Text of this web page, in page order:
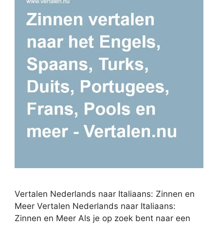
Vertalen Nederlands naar Italiaans: Zinnen en
Meer Vertalen Nederlands naar Italiaans:
Zinnen en Meer Als je op zoek bent naar een